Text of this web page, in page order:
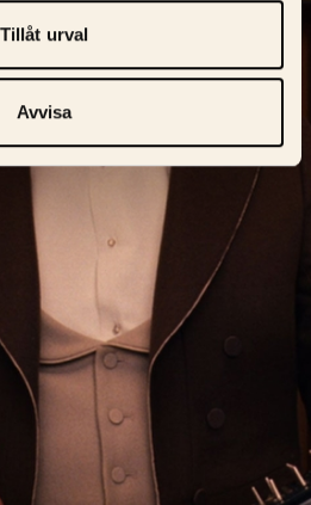
Tillåt urval
Avvisa
dagens första visning.